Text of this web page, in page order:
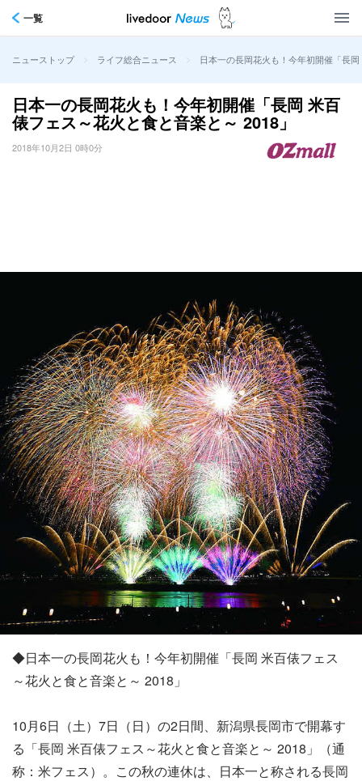
一覧
ニューストップ > ライフ総合ニュース > 日本一の長岡花火も！今年初開催「長
日本一の長岡花火も！今年初開催「長岡 米百
俵フェス～花火と食と音楽と～ 2018」
2018年10月2日 0時0分
◆日本一の長岡花火も！今年初開催「長岡 米百俵フェス
～花火と食と音楽と～ 2018」
10月6日（土）7日（日）の2日間、新潟県長岡市で開幕す
る「長岡 米百俵フェス～花火と食と音楽と～ 2018」（通
称：米フェス）。この秋の連休は、日本一と称される長岡